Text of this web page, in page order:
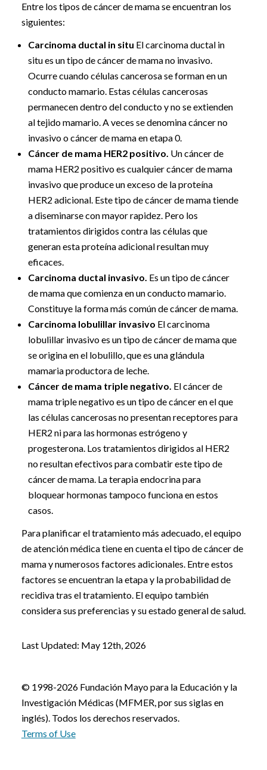
Entre los tipos de cáncer de mama se encuentran los
siguientes:
Carcinoma ductal in situ El carcinoma ductal in
situ es un tipo de cáncer de mama no invasivo.
Ocurre cuando células cancerosa se forman en un
conducto mamario. Estas células cancerosas
permanecen dentro del conducto y no se extienden
al tejido mamario. A veces se denomina cáncer no
invasivo o cáncer de mama en etapa 0.
Cáncer de mama HER2 positivo. Un cáncer de
mama HER2 positivo es cualquier cáncer de mama
invasivo que produce un exceso de la proteína
HER2 adicional. Este tipo de cáncer de mama tiende
a diseminarse con mayor rapidez. Pero los
tratamientos dirigidos contra las células que
generan esta proteína adicional resultan muy
eficaces.
Carcinoma ductal invasivo. Es un tipo de cáncer
de mama que comienza en un conducto mamario.
Constituye la forma más común de cáncer de mama.
Carcinoma lobulillar invasivo El carcinoma
lobulillar invasivo es un tipo de cáncer de mama que
se origina en el lobulillo, que es una glándula
mamaria productora de leche.
Cáncer de mama triple negativo. El cáncer de
mama triple negativo es un tipo de cáncer en el que
las células cancerosas no presentan receptores para
HER2 ni para las hormonas estrógeno y
progesterona. Los tratamientos dirigidos al HER2
no resultan efectivos para combatir este tipo de
cáncer de mama. La terapia endocrina para
bloquear hormonas tampoco funciona en estos
casos.
Para planificar el tratamiento más adecuado, el equipo
de atención médica tiene en cuenta el tipo de cáncer de
mama y numerosos factores adicionales. Entre estos
factores se encuentran la etapa y la probabilidad de
recidiva tras el tratamiento. El equipo también
considera sus preferencias y su estado general de salud.
Last Updated: May 12th, 2026
© 1998-2026 Fundación Mayo para la Educación y la
Investigación Médicas (MFMER, por sus siglas en
inglés). Todos los derechos reservados.
Terms of Use